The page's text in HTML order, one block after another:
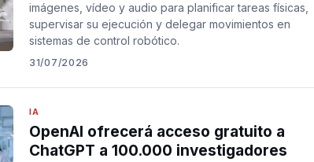
imágenes, vídeo y audio para planificar tareas físicas,
supervisar su ejecución y delegar movimientos en
sistemas de control robótico.
31/07/2026
IA
OpenAI ofrecerá acceso gratuito a
ChatGPT a 100.000 investigadores